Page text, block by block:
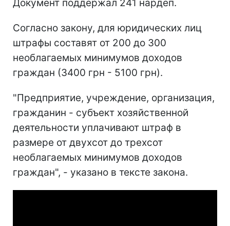
Документ поддержал 241 нардеп.
Согласно закону, для юридических лиц
штрафы составят от 200 до 300
необлагаемых минимумов доходов
граждан (3400 грн - 5100 грн).
"Предприятие, учреждение, организация,
гражданин - субъект хозяйственной
деятельности уплачивают штраф в
размере от двухсот до трехсот
необлагаемых минимумов доходов
граждан", - указано в тексте закона.